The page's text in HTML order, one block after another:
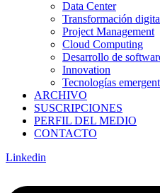
Data Center
Transformación
Project Management
Cloud Computing
Desarrollo de
Innovation
Tecnologías
ARCHIVO
SUSCRIPCIONES
PERFIL DEL MEDIO
CONTACTO
Linkedin